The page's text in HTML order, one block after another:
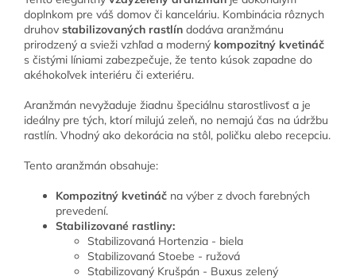
doplnkom pre váš domov či kanceláriu. Kombinácia rôznych
druhov stabilizovaných rastlín dodáva aranžmánu
prirodzený a svieži vzhľad a moderný kompozitný kvetináč
s čistými líniami zabezpečuje, že tento kúsok zapadne do
akéhokoľvek interiéru či exteriéru.
Aranžmán nevyžaduje žiadnu špeciálnu starostlivosť a je
ideálny pre tých, ktorí milujú zeleň, no nemajú čas na údržbu
rastlín. Vhodný ako dekorácia na stôl, poličku alebo recepciu.
Tento aranžmán obsahuje:
Kompozitný kvetináč na výber z dvoch farebných
prevedení.
Stabilizované rastliny:
Stabilizovaná Hortenzia - biela
Stabilizovaná Stoebe - ružová
Stabilizovaný Krušpán - Buxus zelený